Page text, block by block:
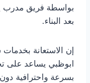
بواسطة فريق مدرب
بعد البناء.
إن الاستعانة
ابوظبي يساعد على
بسرعة واحترافية